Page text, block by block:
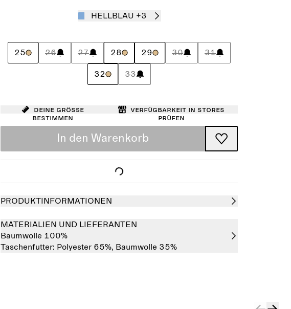
HELLBLAU +3
25 26 27 28 29 30 31
32 33
Deine Größe
bestimmen
Verfügbarkeit in Stores
prüfen
In den Warenkorb
PRODUKTINFORMATIONEN
MATERIALIEN UND LIEFERANTEN
Baumwolle 100%
Taschenfutter: Polyester 65%, Baumwolle 35%